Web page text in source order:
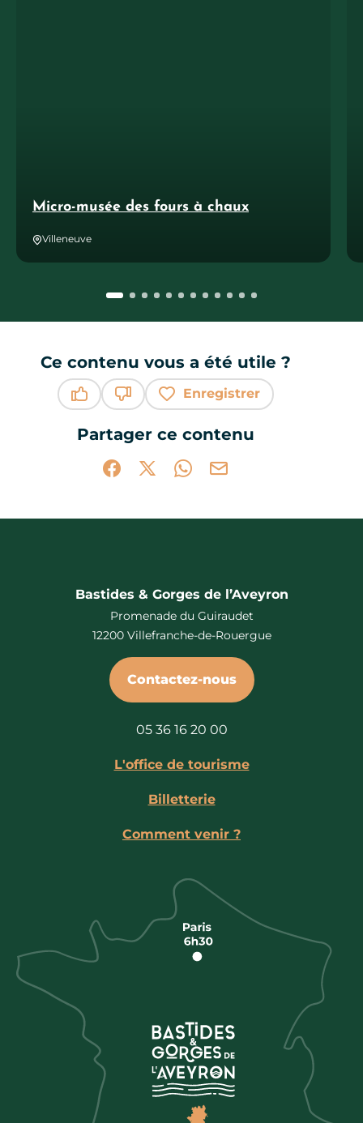
Micro-musée des fours à chaux
Villeneuve
Ce contenu vous a été utile ?
Enregistrer
Partager ce contenu
Partager sur Facebook (nouvelle
Partager sur X / Twitter (nouvelle
Partager sur WhatsApp
Partager par mail
Bastides & Gorges de l’Aveyron
Promenade du Guiraudet
12200 Villefranche-de-Rouergue
Contactez-nous
05 36 16 20 00
L'office de tourisme
Billetterie
Comment venir ?